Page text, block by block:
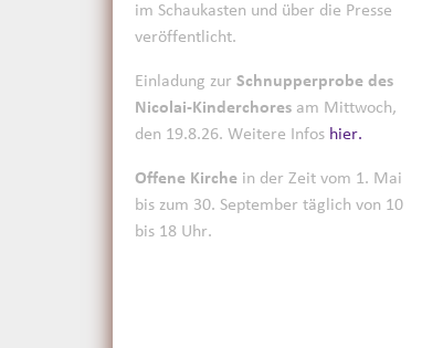
im Schaukasten und über die Presse
veröffentlicht.
Einladung zur Schnupperprobe des
Nicolai-Kinderchores am Mittwoch,
den 19.8.26. Weitere Infos hier.
Offene Kirche in der Zeit vom 1. Mai
bis zum 30. September täglich von 10
bis 18 Uhr.